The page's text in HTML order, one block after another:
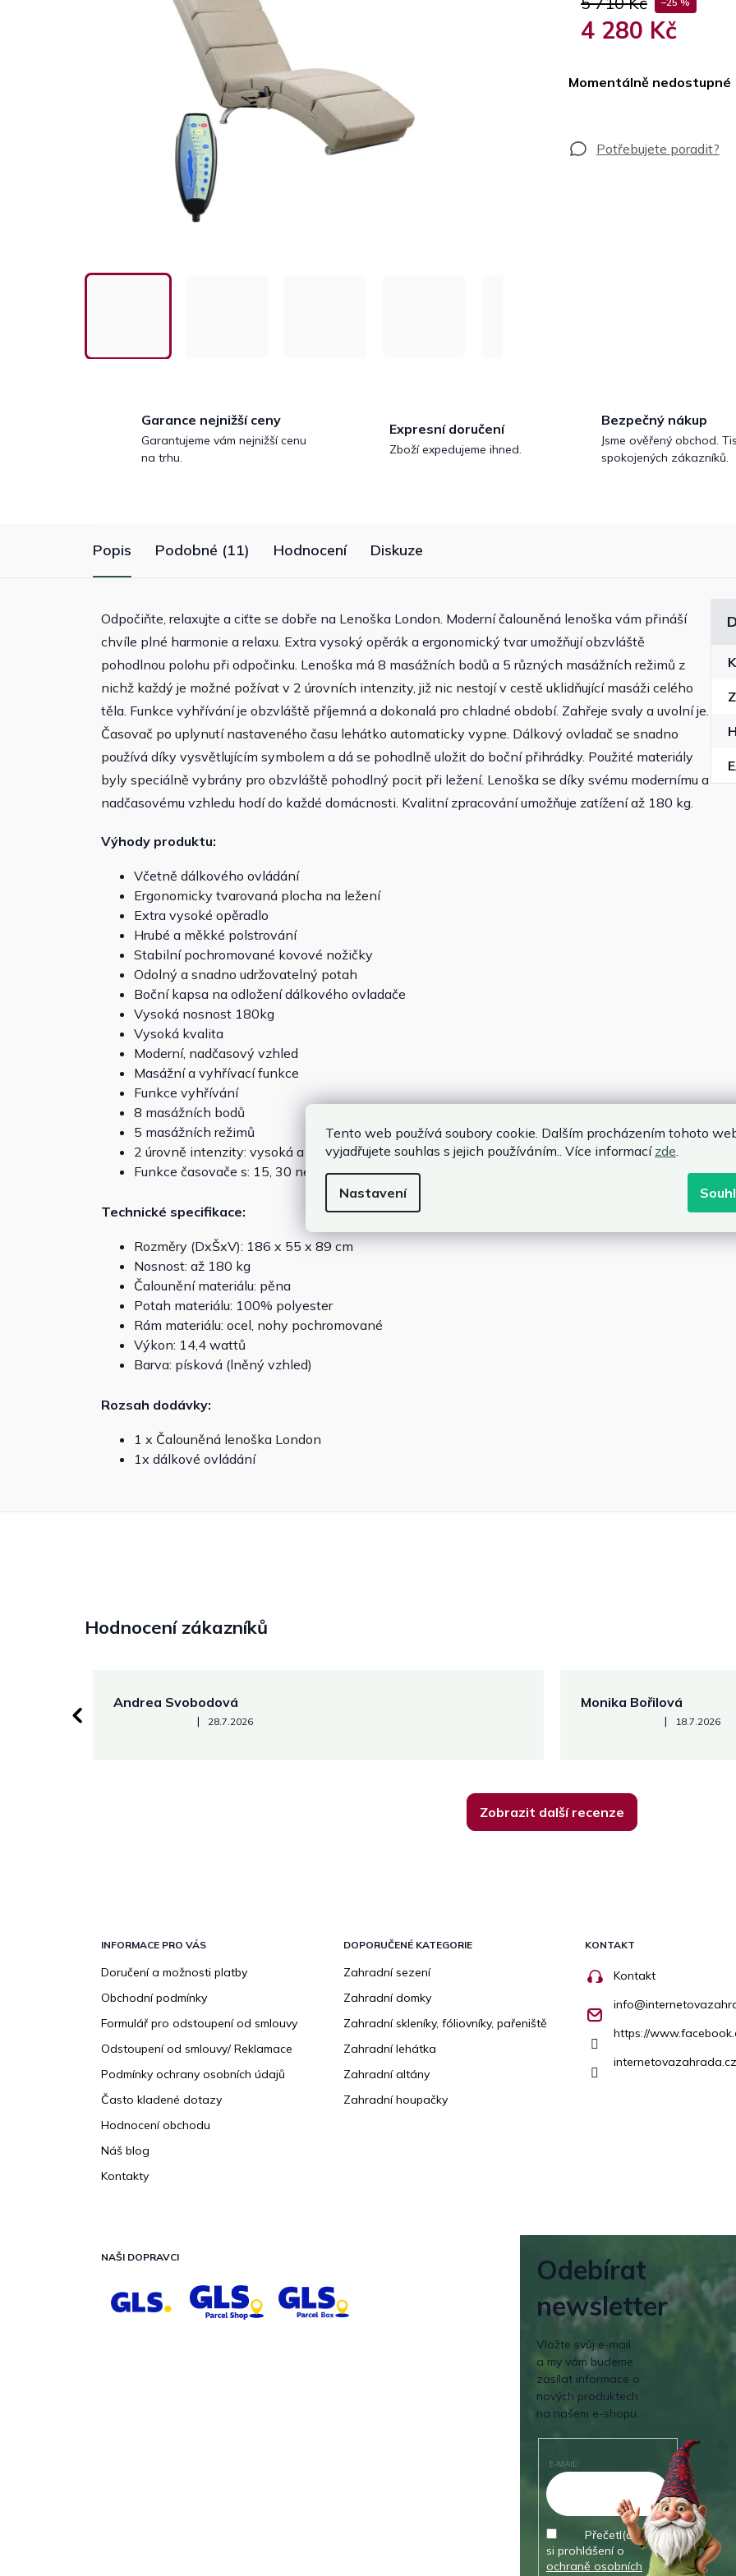
Tento web používá soubory cookie. Dalším procházením tohoto
vyjadřujete souhlas s jejich používáním.. Více informací zde.
Nastavení
4 280 Kč
Momentálně nedostupné
Garance nejnižší ceny
Garantujeme vám nejnižší cenu
na trhu.
Expresní doručení
Zboží expedujeme ihned.
Bezpečný nákup
Jsme ověřený obchod.
spokojených zákazníků.
Popis Podobné (11) Hodnocení Diskuze
Odpočiňte, relaxujte a ciťte se dobře na Lenoška London. Moderní čalouněná lenoška vám přináší
chvíle plné harmonie a relaxu. Extra vysoký opěrák a ergonomický tvar umožňují obzvláště
pohodlnou polohu při odpočinku. Lenoška má 8 masážních bodů a 5 různých masážních režimů z
nichž každý je možné požívat v 2 úrovních intenzity, již nic nestojí v cestě uklidňující masáži celého
těla. Funkce vyhřívání je obzvláště příjemná a dokonalá pro chladné období. Zahřeje svaly a uvolní je.
Časovač po uplynutí nastaveného času lehátko automaticky vypne. Dálkový ovladač se snadno
používá díky vysvětlujícím symbolem a dá se pohodlně uložit do boční přihrádky. Použité materiály
byly speciálně vybrány pro obzvláště pohodlný pocit při ležení. Lenoška se díky svému modernímu a
nadčasovému vzhledu hodí do každé domácnosti. Kvalitní zpracování umožňuje zatížení až 180 kg.
Výhody produktu:
Včetně dálkového ovládání
Ergonomicky tvarovaná plocha na ležení
Extra vysoké opěradlo
Hrubé a měkké polstrování
Stabilní pochromované kovové nožičky
Odolný a snadno udržovatelný potah
Boční kapsa na odložení dálkového ovladače
Vysoká nosnost 180kg
Vysoká kvalita
Moderní, nadčasový vzhled
Masážní a vyhřívací funkce
Funkce vyhřívání
8 masážních bodů
5 masážních režimů
2 úrovně intenzity: vysoká a nízká
Funkce časovače s: 15, 30 nebo 60 min
Technické specifikace:
Rozměry (DxŠxV): 186 x 55 x 89 cm
Nosnost: až 180 kg
Čalounění materiálu: pěna
Potah materiálu: 100% polyester
Rám materiálu: ocel, nohy pochromované
Výkon: 14,4 wattů
Barva: písková (lněný vzhled)
Rozsah dodávky:
1 x Čalouněná lenoška London
1x dálkové ovládání
Hodnocení zákazníků
Andrea Svobodová
Hodnocení obchodu je 5 z 5 hvězdiček.
| 28.7.2026
Monika Bořilová
Hodnocení obchodu je 5 z
| 18.7.2026
Zobrazit další recenze
INFORMACE PRO VÁS
Doručení a možnosti platby
Obchodní podmínky
Formulář pro odstoupení od smlouvy
Odstoupení od smlouvy/ Reklamace
Podmínky ochrany osobních údajů
Často kladené dotazy
Hodnocení obchodu
Náš blog
Kontakty
DOPORUČENÉ KATEGORIE
Zahradní sezení
Zahradní domky
Zahradní skleníky, fóliovníky, pařeniště
Zahradní lehátka
Zahradní altány
Zahradní houpačky
KONTAKT
Kontakt
info@
https://
NAŠI DOPRAVCI
Odebírat
newsletter
Vložte svůj e-mail
a my vám budeme
zasílat informace o
nových produktech
na našem e-shopu.
E-MAIL
Přečetl(a) jsem
si prohlášení o
ochraně osobních